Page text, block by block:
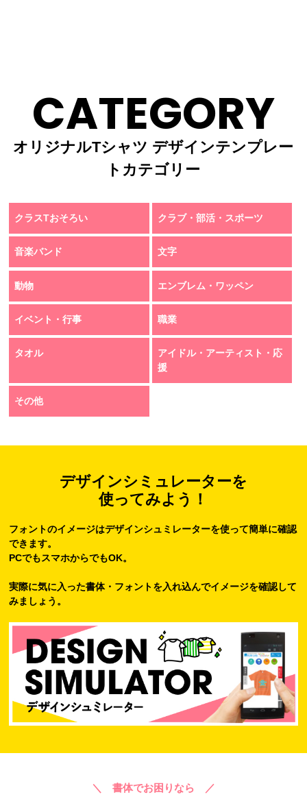
CATEGORY
オリジナルTシャツ デザインテンプレー
トカテゴリー
クラスTおそろい クラブ・部活・スポーツ
音楽バンド 文字
動物 エンブレム・ワッペン
イベント・行事 職業
タオル
アイドル・アーティスト・応
援
その他
デザインシミュレーターを
使ってみよう！
フォントのイメージはデザインシュミレーターを使って簡単に確認
できます。
PCでもスマホからでもOK。
実際に気に入った書体・フォントを入れ込んでイメージを確認して
みましょう。
＼ 書体でお困りなら ／